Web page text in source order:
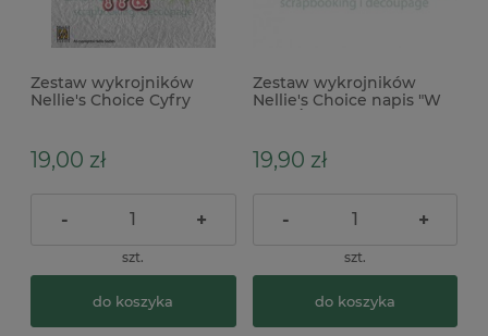
Zestaw wykrojników
Nellie's Choice Cyfry
19,00 zł
- +
szt.
do koszyka
Zestaw wykrojników
Nellie's Choice napis "W
19,90 zł
- +
szt.
do koszyka